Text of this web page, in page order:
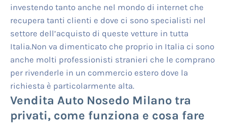
investendo tanto anche nel mondo di internet che
recupera tanti clienti e dove ci sono specialisti nel
settore dell’acquisto di queste vetture in tutta
Italia.Non va dimenticato che proprio in Italia ci sono
anche molti professionisti stranieri che le comprano
per rivenderle in un commercio estero dove la
richiesta è particolarmente alta.
Vendita Auto Nosedo Milanotra
privati, come funziona e cosa fare